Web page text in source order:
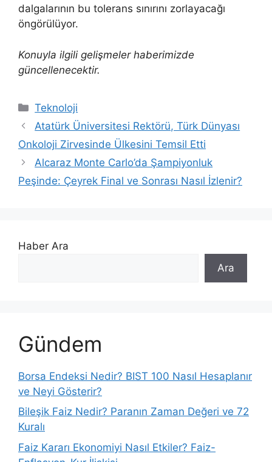
dalgalarının bu tolerans sınırını zorlayacağı
öngörülüyor.
Konuyla ilgili gelişmeler haberimizde
güncellenecektir.
Kategoriler
Teknoloji
Atatürk Üniversitesi Rektörü, Türk Dünyası
Onkoloji Zirvesinde Ülkesini Temsil Etti
Alcaraz Monte Carlo’da Şampiyonluk
Peşinde: Çeyrek Final ve Sonrası Nasıl İzlenir?
Haber Ara
Ara
Gündem
Borsa Endeksi Nedir? BIST 100 Nasıl Hesaplanır
ve Neyi Gösterir?
Bileşik Faiz Nedir? Paranın Zaman Değeri ve 72
Kuralı
Faiz Kararı Ekonomiyi Nasıl Etkiler? Faiz-